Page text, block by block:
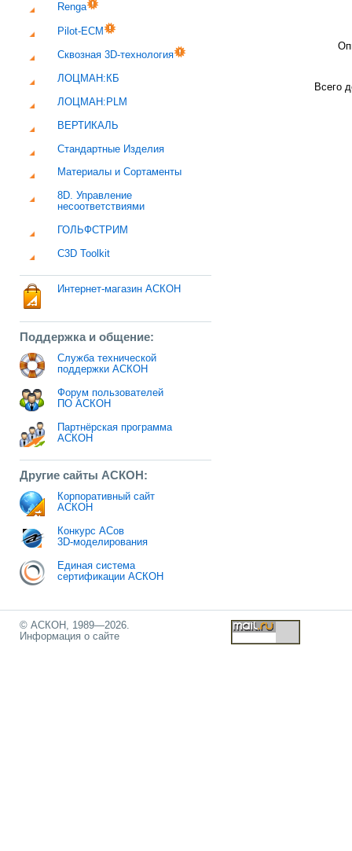
Renga
Pilot-ECM
Сквозная 3D-технология
ЛОЦМАН:КБ
ЛОЦМАН:PLM
ВЕРТИКАЛЬ
Стандартные Изделия
Материалы и Сортаменты
8D. Управление
несоответствиями
ГОЛЬФСТРИМ
C3D Toolkit
Интернет-магазин АСКОН
Поддержка и общение:
Служба технической
поддержки АСКОН
Форум пользователей
ПО АСКОН
Партнёрская программа
АСКОН
Другие сайты АСКОН:
Корпоративный сайт
АСКОН
Конкурс АСов
3D-моделирования
Единая система
сертификации АСКОН
Всего
© АСКОН, 1989—2026.
Информация о сайте